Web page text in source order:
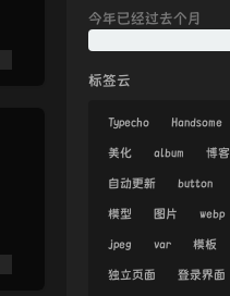
今年已经过去个月
标签云
Typecho Handsome
美化 album 博客
自动更新 button
模型 图片 webp
jpeg var 模板
独立页面 登录界面